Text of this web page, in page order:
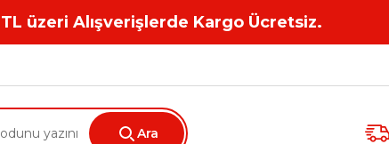
üzeri Alışverişlerde Kargo Ücretsiz.
Ara